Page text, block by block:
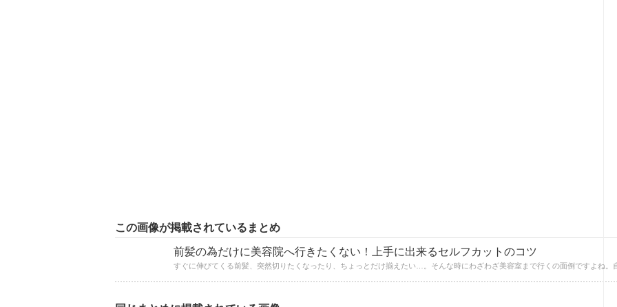
この画像が掲載されているまとめ
前髪の為だけに美容院へ行きたくない！上手に出来るセルフカットのコツ